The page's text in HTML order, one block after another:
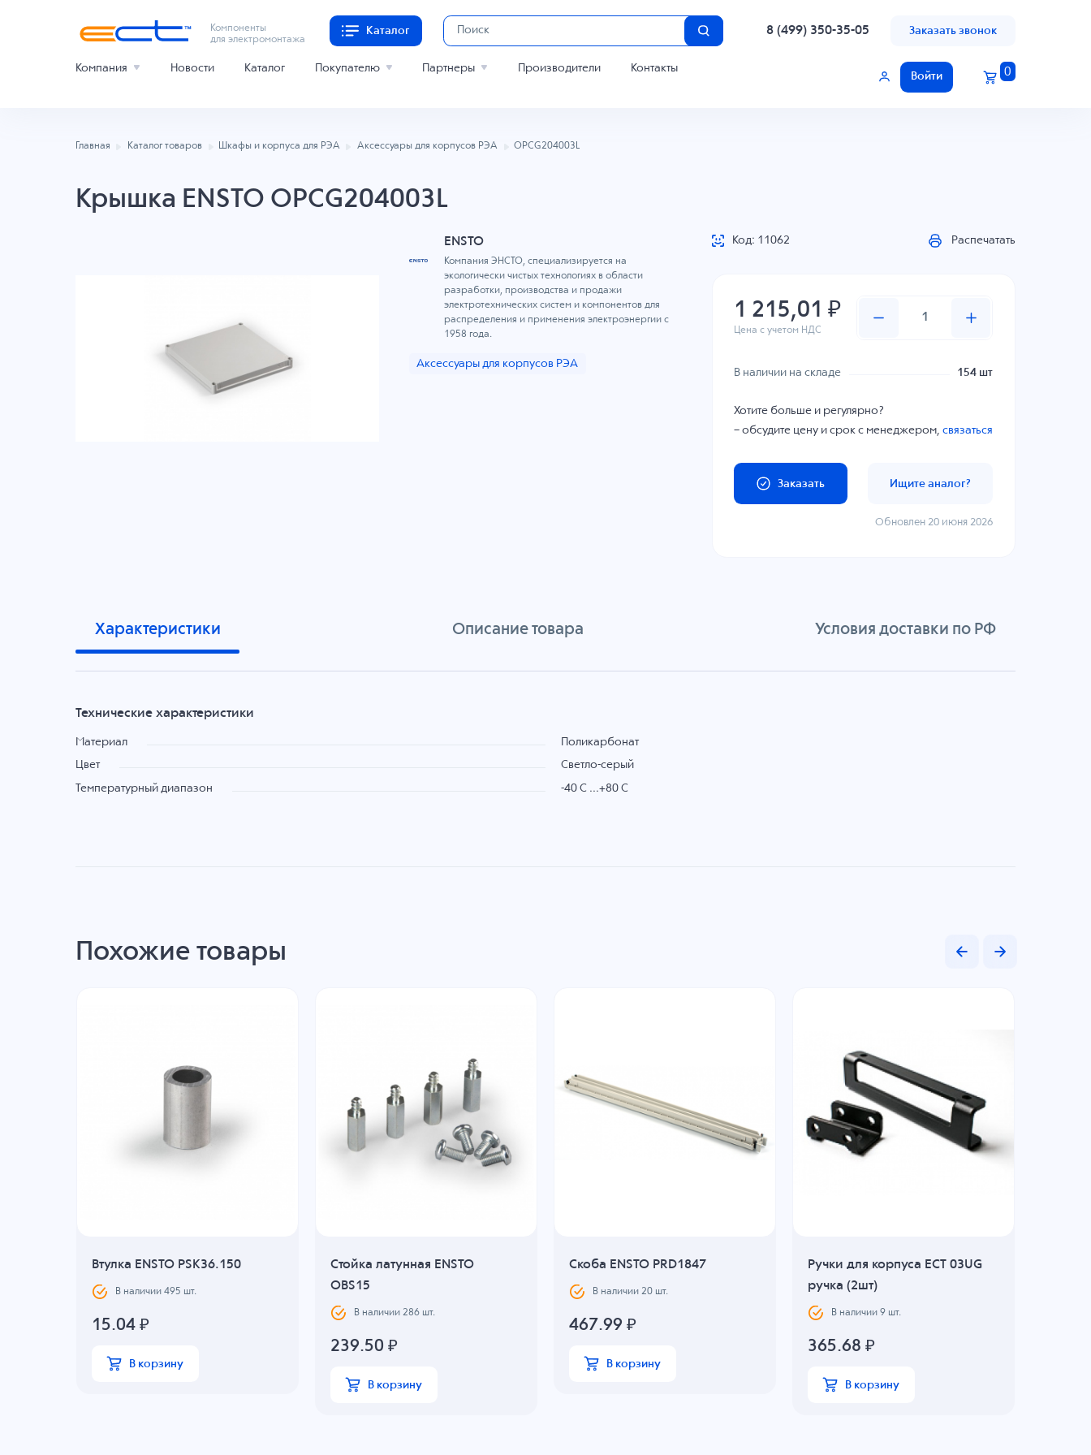
Компоненты
для электромонтажа
Каталог 8 (499) 350-35-05 Заказать звонок
Компания Новости Каталог Покупателю Партнеры Производители Контакты
Войти 0
Главная Каталог товаров Шкафы и корпуса для РЭА Аксессуары для корпусов РЭА OPCG204003L
Крышка ENSTO OPCG204003L
ENSTO
Компания ЭНСТО, специализируется на
экологически чистых технологиях в области
разработки, производства и продажи
электротехнических систем и компонентов для
распределения и применения электроэнергии с
1958 года.
Аксессуары для корпусов РЭА
Код: 11062 Распечатать
1 215,01 ₽
Цена с учетом НДС
В наличии на складе 154 шт
Хотите больше и регулярно?
– обсудите цену и срок с менеджером,связаться
Заказать Ищите аналог?
Обновлен 20 июня 2026
Характеристики Описание товара Условия доставки по РФ
Технические характеристики
Материал Поликарбонат
Цвет Светло-серый
Температурный диапазон -40 C ...+80 C
Похожие товары
Втулка ENSTO PSK36.150
В наличии 495 шт.
15.04₽
В корзину
Стойка латунная ENSTO
OBS15
В наличии 286шт.
239.50 ₽
В корзину
Скоба ENSTO PRD1847
В наличии 20шт.
467.99 ₽
В корзину
Ручки для корпуса ECT 03UG
ручка (2шт)
В наличии 9шт.
365.68 ₽
В корзину